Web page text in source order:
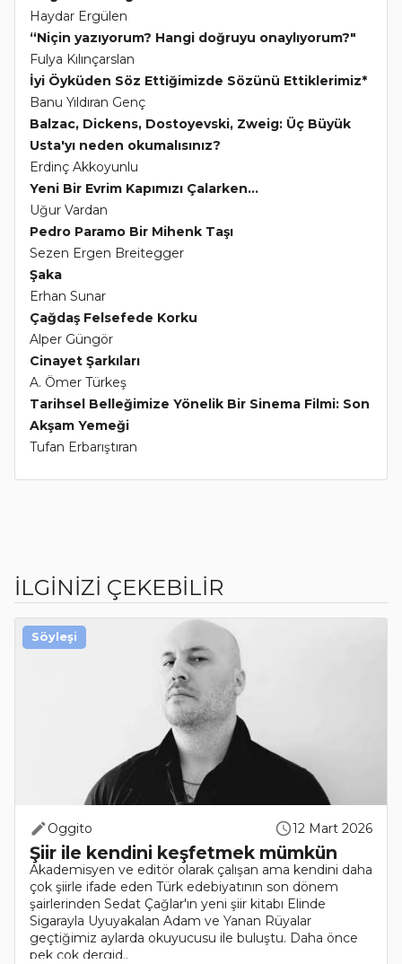
Haydar Ergülen
“Niçin yazıyorum? Hangi doğruyu onaylıyorum?"
Fulya Kılınçarslan
İyi Öyküden Söz Ettiğimizde Sözünü Ettiklerimiz*
Banu Yıldıran Genç
Balzac, Dickens, Dostoyevski, Zweig: Üç Büyük
Usta'yı neden okumalısınız?
Erdinç Akkoyunlu
Yeni Bir Evrim Kapımızı Çalarken...
Uğur Vardan
Pedro Paramo Bir Mihenk Taşı
Sezen Ergen Breitegger
Şaka
Erhan Sunar
Çağdaş Felsefede Korku
Alper Güngör
Cinayet Şarkıları
A. Ömer Türkeş
Tarihsel Belleğimize Yönelik Bir Sinema Filmi: Son
Akşam Yemeği
Tufan Erbarıştıran
İLGİNİZİ ÇEKEBİLİR
Oggito 12 Mart 2026
Şiir ile kendini keşfetmek mümkün
Akademisyen ve editör olarak çalışan ama kendini daha
çok şiirle ifade eden Türk edebiyatının son dönem
şairlerinden Sedat Çağlar'ın yeni şiir kitabı Elinde
Sigarayla Uyuyakalan Adam ve Yanan Rüyalar
geçtiğimiz aylarda okuyucusu ile buluştu. Daha önce
pek çok dergid..
Söyleşi